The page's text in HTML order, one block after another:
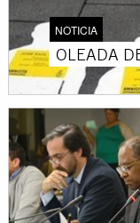
NOTICIA
OLEADA